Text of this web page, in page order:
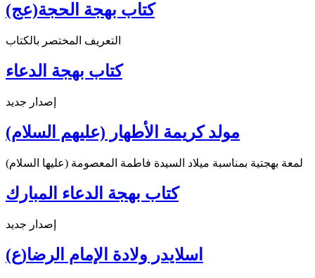
كتاب بهجة الحجة(عج)
التعريف المختصر بالكتاب
كتاب بهجة الدعاء
إصدار جديد
مولد كريمة الأطهار (عليهم السلام)
لمعة بهجتية بمناسبة ميلاد السيدة فاطمة المعصومة (عليها السلام)
كتاب بهجة الدعاء المبارك
إصدار جديد
اسلايدر ولادة الإمام الرضا(ع)